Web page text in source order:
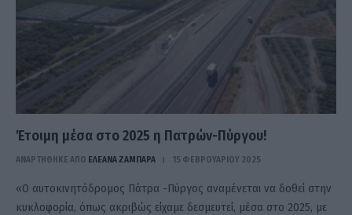
Έτοιμη μέσα στο 2025 η Πατρών-Πύργου!
ΑΝΑΡΤΗΘΗΚΕ ΑΠΟ ΕΛΕΑΝΑ ΖΑΜΠΑΡΑ 15 ΦΕΒΡΟΥΑΡΊΟΥ 2025
«Ο αυτοκινητόδρομος Πάτρα -Πύργος αναμένεται να δοθεί στην
κυκλοφορία, όπως ακριβώς είχαμε δεσμευτεί, μέσα στο 2025, με